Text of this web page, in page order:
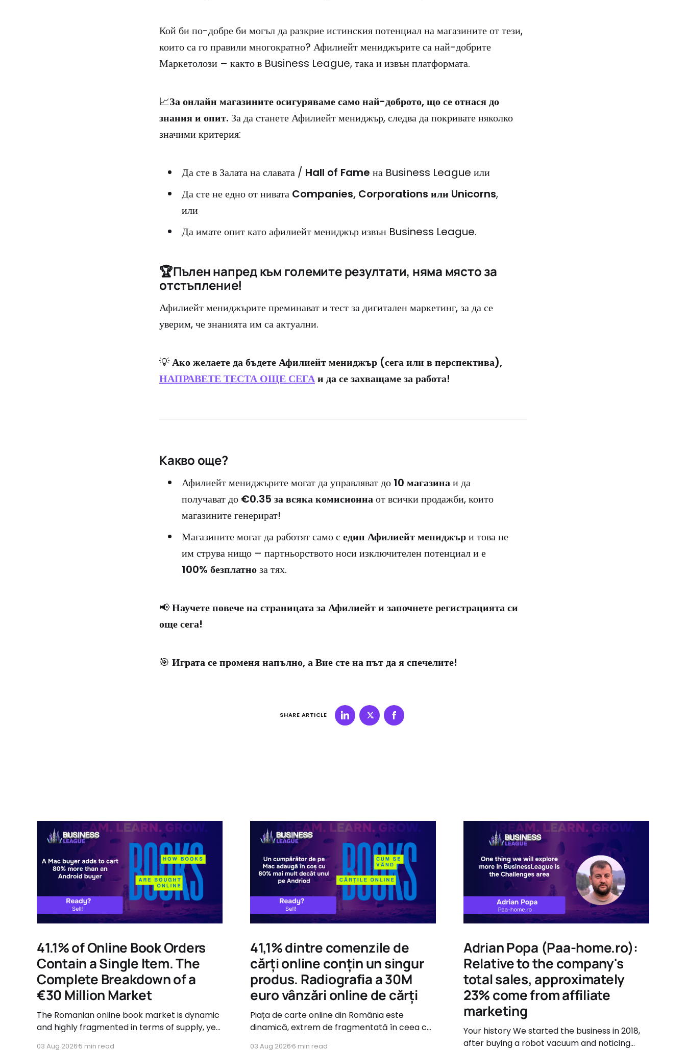
Кой би по-добре би могъл да разкрие истинския потенциал на магазините от тези,
които са го правили многократно? Афилиейт мениджърите са най-добрите
Маркетолози – както в Business League, така и извън платформата.
📈За онлайн магазините осигуряваме само най-доброто, що се отнася до
знания и опит. За да станете Афилиейт мениджър, следва да покривате няколко
значими критерия:
Да сте в Залата на славата / Hall of Fame на Business League или
Да сте не едно от нивата Companies, Corporations или Unicorns,
или
Да имате опит като афилиейт мениджър извън Business League.
🏆Пълен напред към големите резултати, няма място за
отстъпление!
Афилиейт мениджърите преминават и тест за дигитален маркетинг, за да се
уверим, че знанията им са актуални.
💡Ако желаете да бъдете Афилиейт мениджър (сега или в перспектива),
НАПРАВЕТЕ ТЕСТА ОЩЕ СЕГАи да се захващаме за работа!
Какво още?
Афилиейт мениджърите могат да управляват до 10 магазинаи да
получават до €0.35 за всяка комисионнаот всички продажби, които
магазините генерират!
Магазините могат да работят само с един Афилиейт мениджъри това не
им струва нищо – партньорството носи изключителен потенциал и е
100% безплатноза тях.
📢Научете повече на страницата за Афилиейт и започнете регистрацията си
още сега!
🎯 Играта се променя напълно, а Вие сте на път да я спечелите!
SHARE ARTICLE
41.1% of Online Book Orders
Contain a Single Item. The
Complete Breakdown of a
€30 Million Market
The Romanian online book market is dynamic
and highly fragmented in terms of supply, yet
03 Aug 2026 5 min read
41,1% dintre comenzile de
cărți online conțin un singur
produs. Radiografia a 30M
euro vânzări online de cărți
Piața de carte online din România este
dinamică, extrem de fragmentată în ceea ce
03 Aug 20266 min read
Adrian Popa (Paa-home.ro):
Relative to the company's
total sales, approximately
23% come from affiliate
marketing
Your history We started the business in 2018,
after buying a robot vacuum and noticing